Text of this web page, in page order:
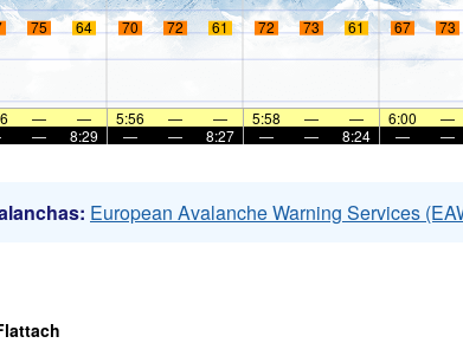
75 64 70 72 61 72 73 61 67 73
— — 5:56 — — 5:58 — — 6:00 —
— 8:29 — — 8:27 — — 8:24 — —
European Avalanche Warning Services